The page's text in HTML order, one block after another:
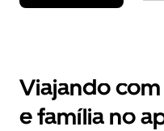
Viajando
e família no